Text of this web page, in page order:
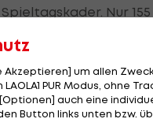
Nur
Zum letzten Mal
neues Glück.
der Vorbereitung oft
Akzeptieren] um allen
PUR Modus, ohne
auch eine
Button links unten bzw.